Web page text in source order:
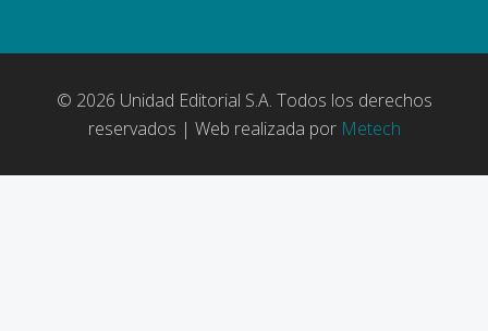
© 2026 Unidad Editorial S.A. Todos los derechos
reservados | Web realizada por Metech